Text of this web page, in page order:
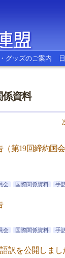
グッズのご案内
係資料
第19回締約国
会 国際関係資料 手
会 国際関係資料 手
訳を公開しまし